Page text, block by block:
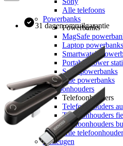
Alle telefoons
Powerbanks
Powerbanks
MagSafe
Laptop powerbanks
Smartwatch
Portable power
Solar powerbanks
Alle powerbanks
Telefoonhouders
Telefoonhouders
Telefoonhouders
Telefoonhouders
Telefoonhouders
Alle
Geheugen
31 dagen omruilgarantie